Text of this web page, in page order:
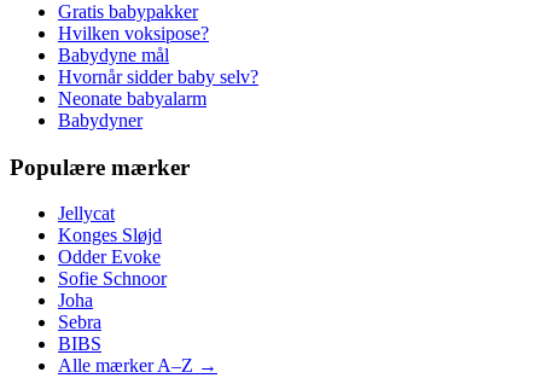
Gratis babypakker
Hvilken voksipose?
Babydyne mål
Hvornår sidder baby selv?
Neonate babyalarm
Babydyner
Populære mærker
Jellycat
Konges Sløjd
Odder Evoke
Sofie Schnoor
Joha
Sebra
BIBS
Alle mærker A–Z →